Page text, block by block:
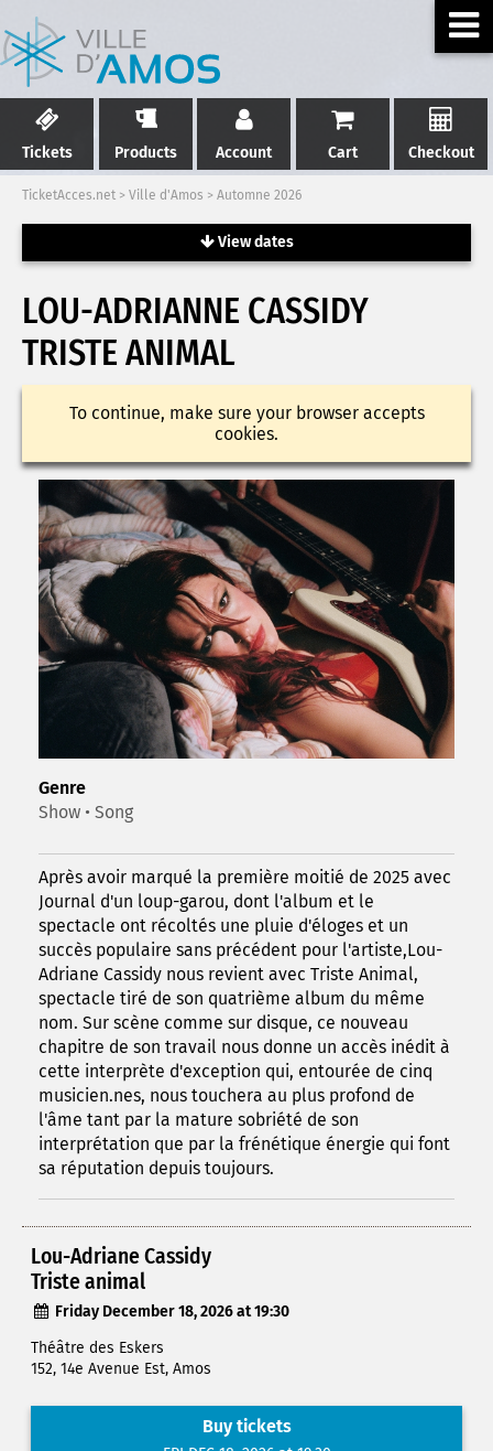
Tickets Products Account Cart Checkout
TicketAcces.net > Ville d'Amos > Automne 2026
View dates
LOU-ADRIANNE CASSIDY
TRISTE ANIMAL
To continue, make sure your browser accepts
cookies.
Genre
Show • Song
Après avoir marqué la première moitié de 2025 avec
Journal d'un loup-garou, dont l'album et le
spectacle ont récoltés une pluie d'éloges et un
succès populaire sans précédent pour l'artiste,Lou-
Adriane Cassidy nous revient avec Triste Animal,
spectacle tiré de son quatrième album du même
nom. Sur scène comme sur disque, ce nouveau
chapitre de son travail nous donne un accès inédit à
cette interprète d'exception qui, entourée de cinq
musicien.nes, nous touchera au plus profond de
l'âme tant par la mature sobriété de son
interprétation que par la frénétique énergie qui font
sa réputation depuis toujours.
Lou-Adriane Cassidy
Triste animal
Friday December 18, 2026 at 19:30
Théâtre des Eskers
152, 14e Avenue Est, Amos
Buy tickets